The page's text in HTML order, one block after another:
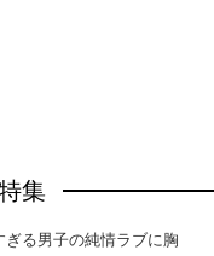
集
る男子の純情ラブに胸